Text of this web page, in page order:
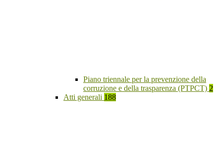
Piano triennale per la prevenzione della
corruzione e della trasparenza (PTPCT) 2
Atti generali 188